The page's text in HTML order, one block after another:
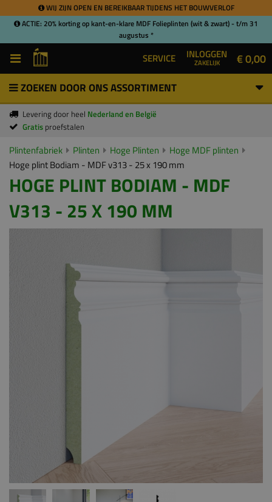
WIJ ZIJN OPEN EN BEREIKBAAR TIJDENS HET BOUWVERLOF
ACTIE: 20% korting op kant-en-klare MDF Folieplinten (wit & zwart) - t/m 31
augustus *
SERVICE INLOGGEN
ZAKELIJK € 0,00
ZOEKEN DOOR ONS ASSORTIMENT
Levering door heel Nederland en België
Gratis proefstalen
Plintenfabriek Plinten Hoge Plinten
Hoge MDF plinten
Hoge plint Bodiam - MDF v313 - 25 x 190 mm
HOGE PLINT BODIAM - MDF
V313 - 25 X 190 MM